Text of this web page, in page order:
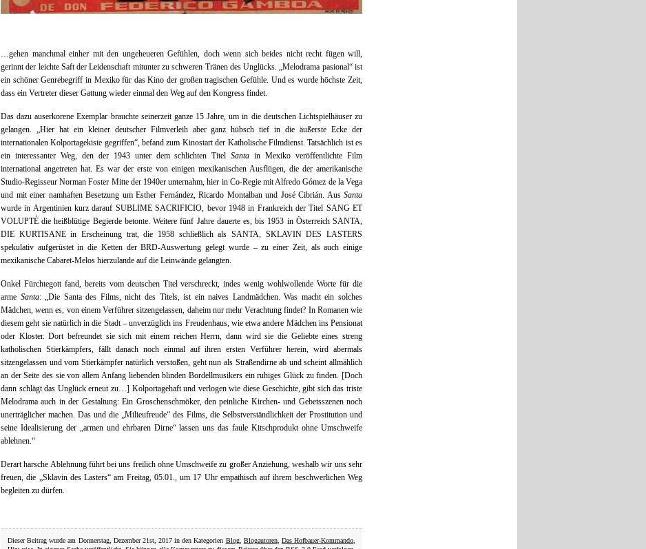
…gehen manchmal einher mit den ungeheueren Gefühlen, doch wenn sich beides nicht recht fügen will,
gerinnt der leichte Saft der Leidenschaft mitunter zu schweren Tränen des Unglücks. „Melodrama pasional“ ist
ein schöner Genrebegriff in Mexiko für das Kino der großen tragischen Gefühle. Und es wurde höchste Zeit,
dass ein Vertreter dieser Gattung wieder einmal den Weg auf den Kongress findet.
Das dazu auserkorene Exemplar brauchte seinerzeit ganze 15 Jahre, um in die deutschen Lichtspielhäuser zu
gelangen. „Hier hat ein kleiner deutscher Filmverleih aber ganz hübsch tief in die äußerste Ecke der
internationalen Kolportagekiste gegriffen“, befand zum Kinostart der Katholische Filmdienst. Tatsächlich ist es
ein interessanter Weg, den der 1943 unter dem schlichten TitelSanta in Mexiko veröffentlichte Film
international angetreten hat. Es war der erste von einigen mexikanischen Ausflügen, die der amerikanische
Studio-Regisseur Norman Foster Mitte der 1940er unternahm, hier in Co-Regie mit Alfredo Gómez de la Vega
und mit einer namhaften Besetzung um Esther Fernández, Ricardo Montalban und José Cibrián. Aus Santa
wurde in Argentinien kurz darauf SUBLIME SACRIFICIO, bevor 1948 in Frankreich der Titel SANG ET
VOLUPTÉ die heißblütige Begierde betonte. Weitere fünf Jahre dauerte es, bis 1953 in Österreich SANTA,
DIE KURTISANE in Erscheinung trat, die 1958 schließlich als SANTA, SKLAVIN DES LASTERS
spekulativ aufgerüstet in die Ketten der BRD-Auswertung gelegt wurde – zu einer Zeit, als auch einige
mexikanische Cabaret-Melos hierzulande auf die Leinwände gelangten.
Onkel Fürchtegott fand, bereits vom deutschen Titel verschreckt, indes wenig wohlwollende Worte für die
arme Santa: „Die Santa des Films, nicht des Titels, ist ein naives Landmädchen. Was macht ein solches
Mädchen, wenn es, von einem Verführer sitzengelassen, daheim nur mehr Verachtung findet? In Romanen wie
diesem geht sie natürlich in die Stadt – unverzüglich ins Freudenhaus, wie etwa andere Mädchen ins Pensionat
oder Kloster. Dort befreundet sie sich mit einem reichen Herrn, dann wird sie die Geliebte eines streng
katholischen Stierkämpfers, fällt danach noch einmal auf ihren ersten Verführer herein, wird abermals
sitzengelassen und vom Stierkämpfer natürlich verstoßen, geht nun als Straßendirne ab und scheint allmählich
an der Seite des sie von allem Anfang liebenden blinden Bordellmusikers ein ruhiges Glück zu finden. [Doch
dann schlägt das Unglück erneut zu…] Kolportagehaft und verlogen wie diese Geschichte, gibt sich das triste
Melodrama auch in der Gestaltung: Ein Groschenschmöker, den peinliche Kirchen- und Gebetsszenen noch
unerträglicher machen. Das und die „Milieufreude“ des Films, die Selbstverständlichkeit der Prostitution und
seine Idealisierung der „armen und ehrbaren Dirne“ lassen uns das faule Kitschprodukt ohne Umschweife
ablehnen.“
Derart harsche Ablehnung führt bei uns freilich ohne Umschweife zu großer Anziehung, weshalb wir uns sehr
freuen, die „Sklavin des Lasters“ am Freitag, 05.01., um 17 Uhr empathisch auf ihrem beschwerlichen Weg
begleiten zu dürfen.
Dieser Beitrag wurde am Donnerstag, Dezember 21st, 2017 in den Kategorien Blog, Blogautoren, Das Hofbauer-Kommando